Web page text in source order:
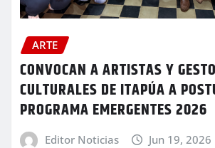
ARTE
CONVOCAN A ARTISTAS Y
CULTURALES DE ITAPÚA A
PROGRAMA EMERGENTES 2026
Editor Noticias Jun 19, 2026